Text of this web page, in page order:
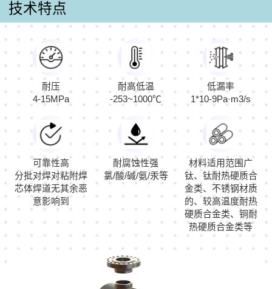
技术特点
耐压
4-15MPa
耐高低温
-253~1000℃
低漏率
1*10-9Pa·m3/s
可靠性高
分批对焊对粘附焊
芯体焊道无其余恶
意影响到
耐腐蚀性强
氯/酸/碱/氨/汞等
材料适用范围广
钛、钛耐热硬质合
金类、不锈钢材质
的、较高温度耐热
硬质合金类、铜耐
热硬质合金类等